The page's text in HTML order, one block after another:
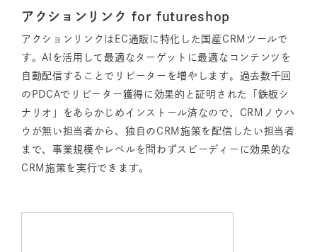
アクションリンク for futureshop
アクションリンクはEC通販に特化した国産CRMツールで
す。AIを活用して最適なターゲットに最適なコンテンツを
自動配信することでリピーターを増やします。過去数千回
のPDCAでリピーター獲得に効果的と証明された「鉄板シ
ナリオ」をあらかじめインストール済なので、CRMノウハ
ウが無い担当者から、独自のCRM施策を配信したい担当者
まで、事業規模やレベルを問わずスピーディーに効果的な
CRM施策を実行できます。